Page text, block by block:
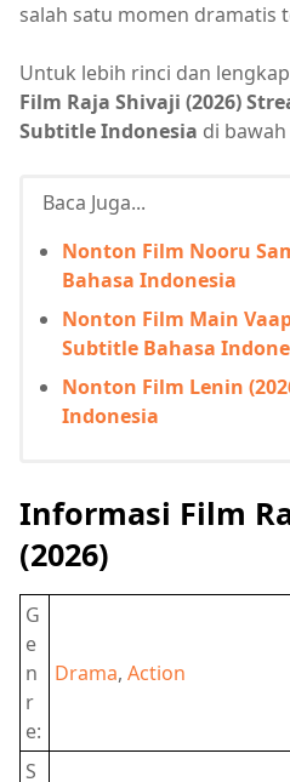
salah satu momen dramatis
Untuk lebih rinci dan
Film Raja Shivaji (2026)
Subtitle Indonesia di
Baca Juga...
Nonton Film Nooru
Bahasa Indonesia
Nonton Film Main
Subtitle Bahasa
Nonton Film Lenin
Indonesia
Informasi Film
(2026)
G
e
n
r
e:
Drama, Action
S